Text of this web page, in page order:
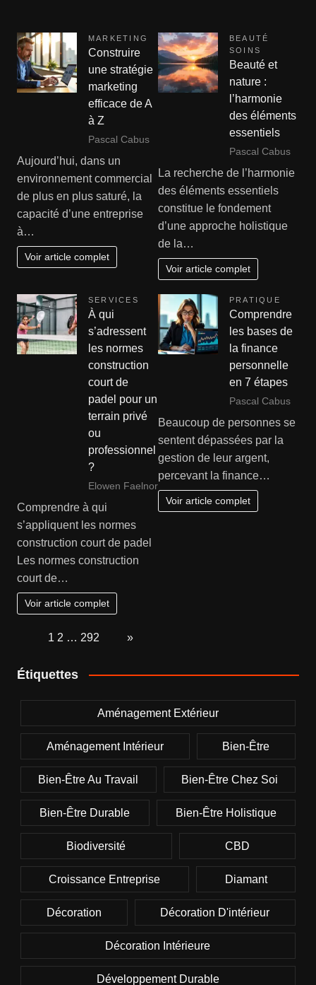
MARKETING
Construire
une stratégie
marketing
efficace de A
à Z
Pascal Cabus
Aujourd’hui, dans un
environnement commercial
de plus en plus saturé, la
capacité d’une entreprise
à…
Voir article complet
BEAUTÉ
SOINS
Beauté et
nature :
l’harmonie
des éléments
essentiels
Pascal Cabus
La recherche de l’harmonie
des éléments essentiels
constitue le fondement
d’une approche holistique
de la…
Voir article complet
SERVICES
À qui
s’adressent
les normes
construction
court de
padel pour un
terrain privé
ou
professionnel
?
Elowen Faelnor
Comprendre à qui
s’appliquent les normes
construction court de padel
Les normes construction
court de…
Voir article complet
PRATIQUE
Comprendre
les bases de
la finance
personnelle
en 7 étapes
Pascal Cabus
Beaucoup de personnes se
sentent dépassées par la
gestion de leur argent,
percevant la finance…
Voir article complet
1 2 … 292 »
Étiquettes
Aménagement Extérieur
Aménagement Intérieur Bien-Être
Bien-Être Au Travail Bien-Être Chez Soi
Bien-Être Durable Bien-Être Holistique
Biodiversité CBD
Croissance Entreprise Diamant
Décoration Décoration D'intérieur
Décoration Intérieure
Développement Durable